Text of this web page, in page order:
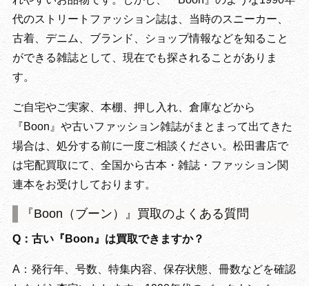
代のストリートファッション誌は、当時のスニーカー、
古着、デニム、ブランド、ショップ情報などを知ること
ができる雑誌として、現在でも探されることがありま
す。
ご自宅やご実家、本棚、押し入れ、倉庫などから
『Boon』や古いファッション雑誌がまとまって出てきた
場合は、処分する前に一度ご相談ください。松田書店で
は宅配買取にて、全国から古本・雑誌・ファッション関
連本をお受けしております。
『Boon（ブーン）』買取のよくある質問
Q：古い『Boon』は買取できますか？
A：発行年、号数、特集内容、保存状態、冊数などを確認